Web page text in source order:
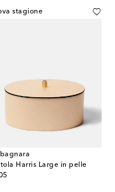
stagione
Harris Large in pelle
price